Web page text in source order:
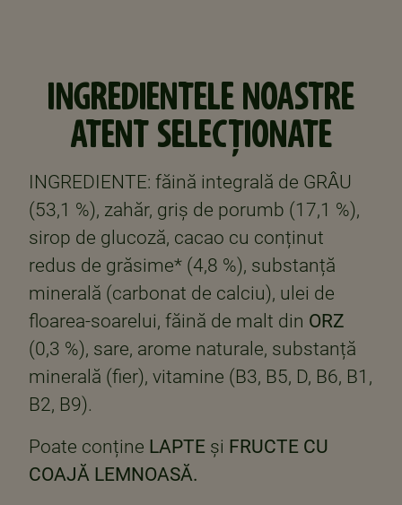
INGREDIENTELE NOASTRE
ATENT SELECȚIONATE
INGREDIENTE: făină integrală de GRÂU
(53,1 %), zahăr, griș de porumb (17,1 %),
sirop de glucoză, cacao cu conținut
redus de grăsime* (4,8 %), substanță
minerală (carbonat de calciu), ulei de
floarea-soarelui, făină de malt din ORZ
(0,3 %), sare, arome naturale, substanță
minerală (fier), vitamine (B3, B5, D, B6, B1,
B2, B9).
Poate conține LAPTE și FRUCTE CU
COAJĂ LEMNOASĂ.